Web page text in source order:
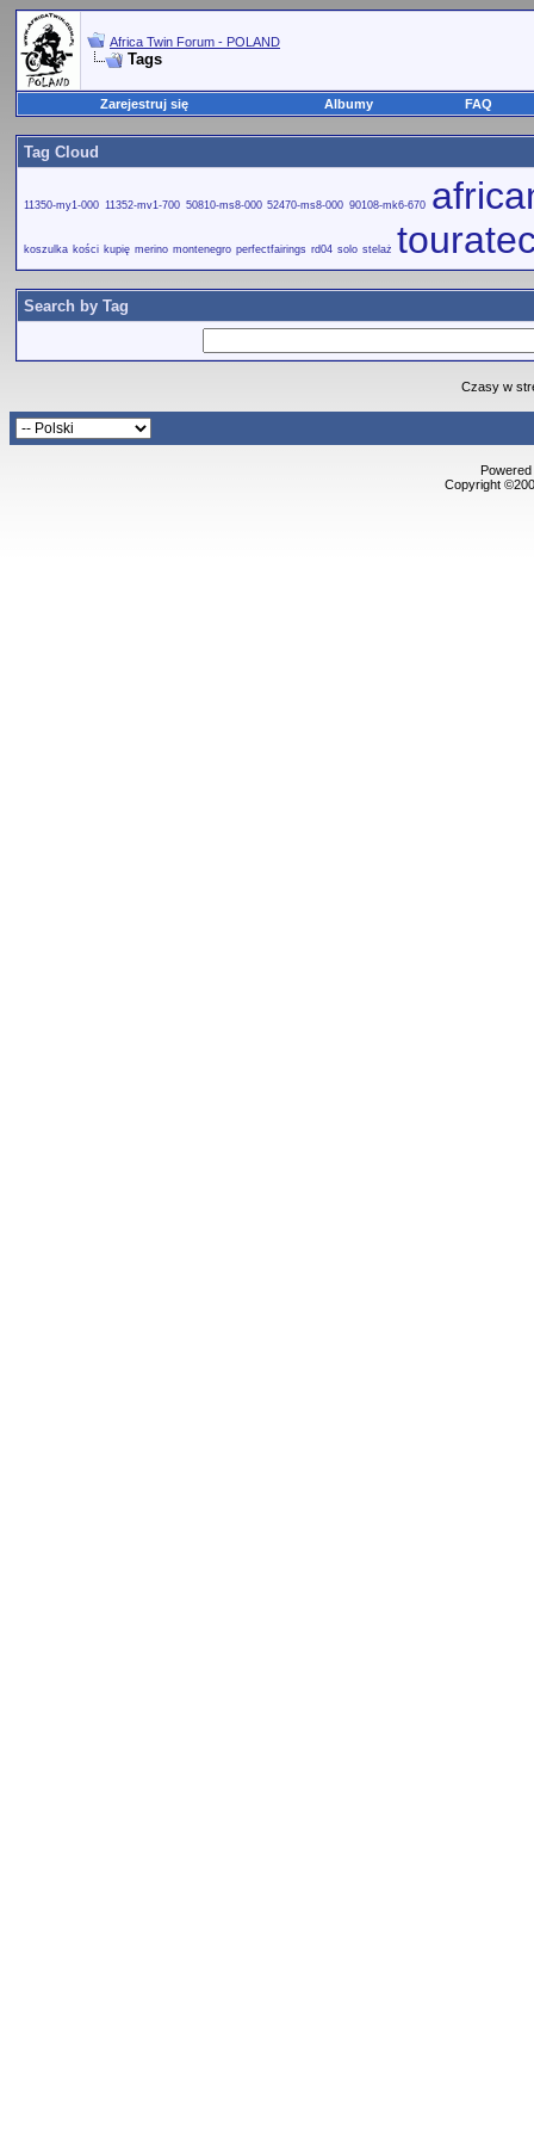
Africa Twin Forum - POLAND
Tags
Zarejestruj się Albumy FAQ
Tag Cloud
11350-my1-000 11352-mv1-700 50810-ms8-000 52470-ms8-000 90108-mk6-670
koszulka kości kupię merino montenegro perfectfairings rd04 solo stelaż
Search by Tag
Czasy w
Copyright